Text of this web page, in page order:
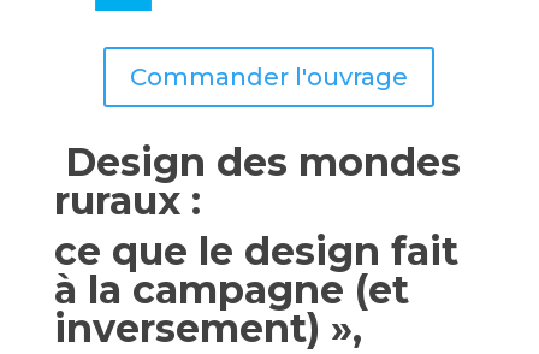
Commander l'ouvrage
Design des mondes
ruraux :
ce que le design fait
à la campagne (et
inversement) »,